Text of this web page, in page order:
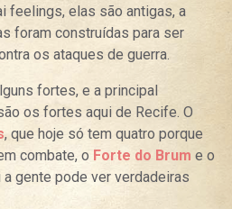
feelings, elas são antigas, a
foram construídas para ser
os ataques de guerra.
fortes, e a principal
os fortes aqui de Recife. O
, que hoje só tem quatro porque
combate, o Forte do Brum e o
a gente pode ver verdadeiras